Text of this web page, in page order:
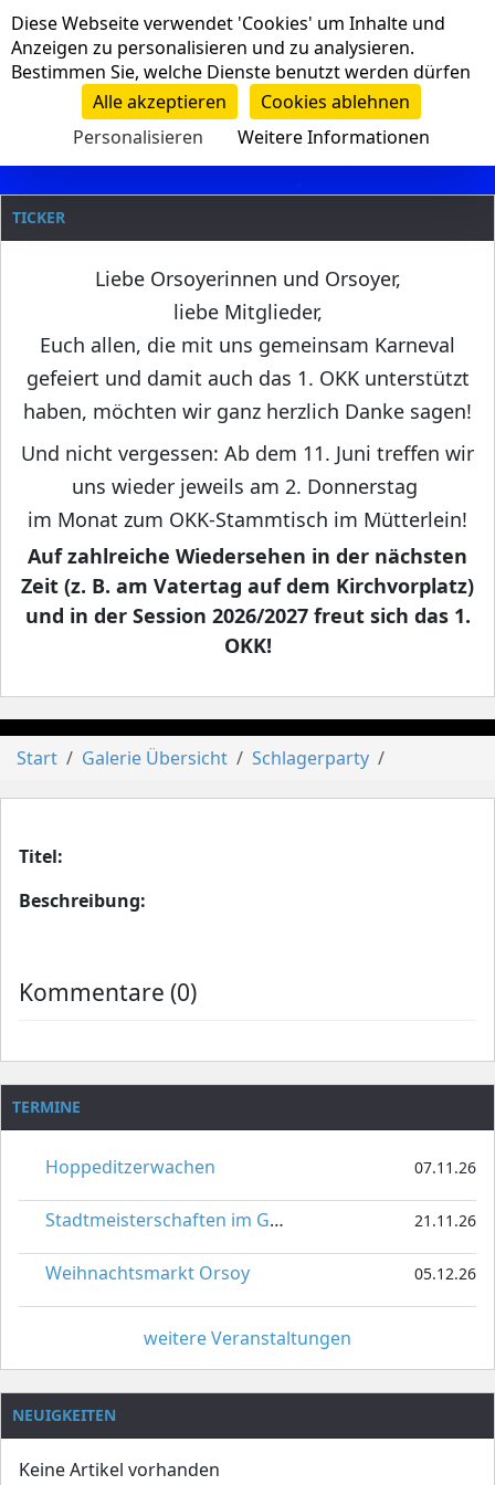
Navigation
Clanname
TICKER
Liebe Orsoyerinnen und Orsoyer,
liebe Mitglieder,
Euch allen, die mit uns gemeinsam Karneval
gefeiert und damit auch das 1. OKK unterstützt
haben, möchten wir ganz herzlich Danke sagen!
Und nicht vergessen: Ab dem 11. Juni treffen wir
uns wieder jeweils am 2. Donnerstag
im Monat zum OKK-Stammtisch im Mütterlein!
Auf zahlreiche Wiedersehen in der nächsten
Zeit (z. B. am Vatertag auf dem Kirchvorplatz)
und in der Session 2026/2027 freut sich das 1.
OKK!
Start Galerie Übersicht Schlagerparty
Titel:
Beschreibung:
Kommentare (0)
TERMINE
Hoppeditzerwachen 07.11.26
Stadtmeisterschaften im Gardetanz 21.11.26
Weihnachtsmarkt Orsoy 05.12.26
weitere Veranstaltungen
NEUIGKEITEN
Keine Artikel vorhanden
Cookie-Einstellungen
Diese Webseite verwendet 'Cookies' um Inhalte und
Anzeigen zu personalisieren und zu analysieren.
Bestimmen Sie, welche Dienste benutzt werden dürfen
Alle akzeptieren
Cookies ablehnen
Personalisieren
Weitere Informationen